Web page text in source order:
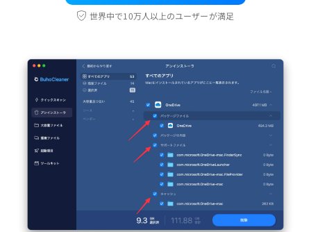
世界中で10万人以上のユーザーが満足